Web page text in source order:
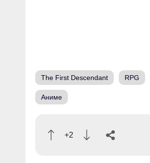
The First Descendant RPG
Аниме
+2